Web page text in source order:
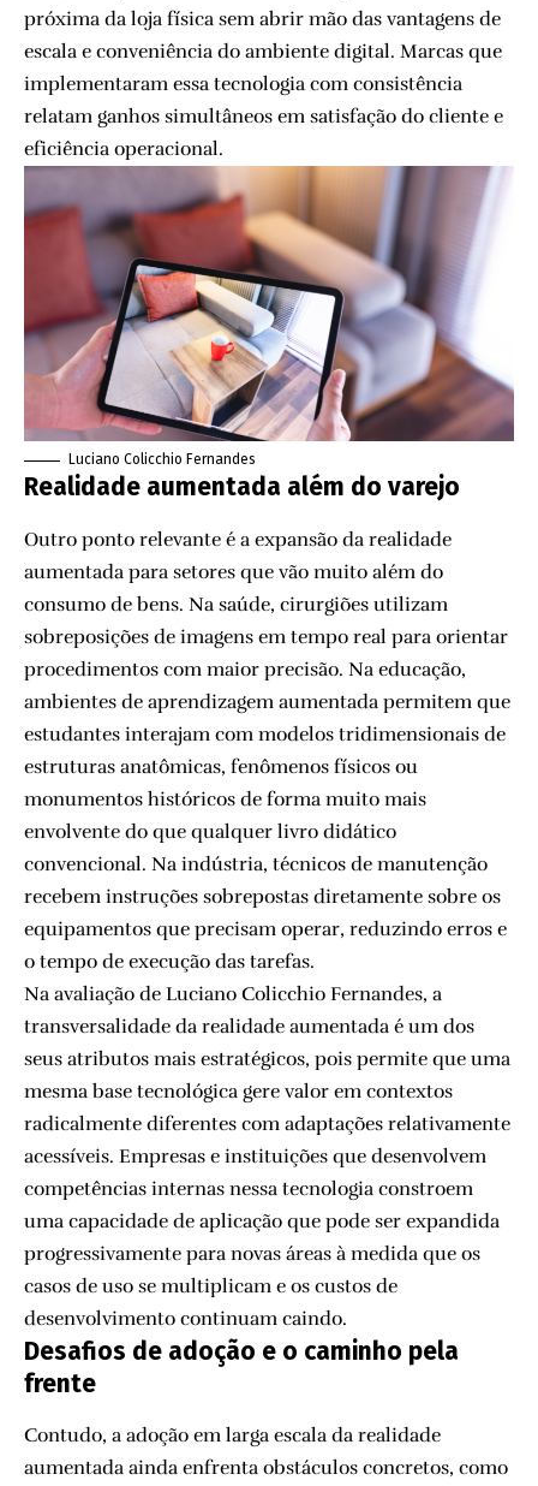
próxima da loja física sem abrir mão das vantagens de
escala e conveniência do ambiente digital. Marcas que
implementaram essa tecnologia com consistência
relatam ganhos simultâneos em satisfação do cliente e
eficiência operacional.
Luciano Colicchio Fernandes
Realidade aumentada além do varejo
Outro ponto relevante é a expansão da realidade
aumentada para setores que vão muito além do
consumo de bens. Na saúde, cirurgiões utilizam
sobreposições de imagens em tempo real para orientar
procedimentos com maior precisão. Na educação,
ambientes de aprendizagem aumentada permitem que
estudantes interajam com modelos tridimensionais de
estruturas anatômicas, fenômenos físicos ou
monumentos históricos de forma muito mais
envolvente do que qualquer livro didático
convencional. Na indústria, técnicos de manutenção
recebem instruções sobrepostas diretamente sobre os
equipamentos que precisam operar, reduzindo erros e
o tempo de execução das tarefas.
Na avaliação de Luciano Colicchio Fernandes, a
transversalidade da realidade aumentada é um dos
seus atributos mais estratégicos, pois permite que uma
mesma base tecnológica gere valor em contextos
radicalmente diferentes com adaptações relativamente
acessíveis. Empresas e instituições que desenvolvem
competências internas nessa tecnologia constroem
uma capacidade de aplicação que pode ser expandida
progressivamente para novas áreas à medida que os
casos de uso se multiplicam e os custos de
desenvolvimento continuam caindo.
Desafios de adoção e o caminho pela
frente
Contudo, a adoção em larga escala da realidade
aumentada ainda enfrenta obstáculos concretos, como